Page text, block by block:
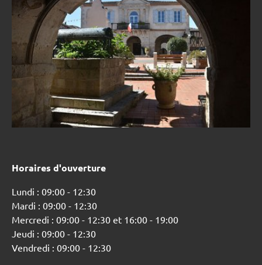
Horaires d'ouverture
Lundi : 09:00 - 12:30
Mardi : 09:00 - 12:30
Mercredi : 09:00 - 12:30 et 16:00 - 19:00
Jeudi : 09:00 - 12:30
Vendredi : 09:00 - 12:30